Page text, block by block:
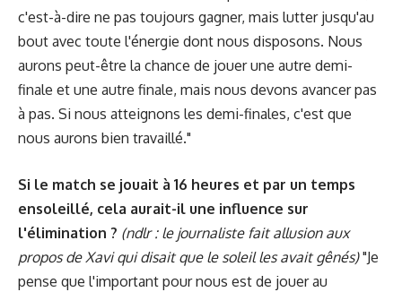
c'est-à-dire ne pas toujours gagner, mais lutter jusqu'au
bout avec toute l'énergie dont nous disposons. Nous
aurons peut-être la chance de jouer une autre demi-
finale et une autre finale, mais nous devons avancer pas
à pas. Si nous atteignons les demi-finales, c'est que
nous aurons bien travaillé."
Si le match se jouait à 16 heures et par un temps
ensoleillé, cela aurait-il une influence sur
l'élimination ? (ndlr : le journaliste fait allusion aux
propos de Xavi qui disait que le soleil les avait gênés)"Je
pense que l'important pour nous est de jouer au